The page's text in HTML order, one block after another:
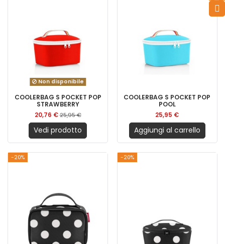
Non disponibile
COOLERBAG S POCKET POP
STRAWBERRY
20,76 €25,95 €
Vedi prodotto
COOLERBAG S POCKET POP
POOL
25,95 €
Aggiungi al carrello
-20% -20%